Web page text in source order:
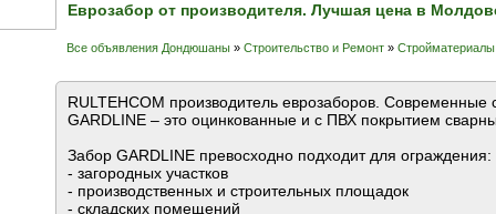
Еврозабор от производителя. Лучшая цена в
Все объявления Дондюшаны » Строительство и Ремонт » Стройматериалы
RULTEHCOM производитель еврозаборов. Современные
GARDLINE – это оцинкованные и с ПВХ покрытием
Забор GARDLINE превосходно подходит для ограждения:
- загородных участков
- производственных и строительных площадок
- складских помещений